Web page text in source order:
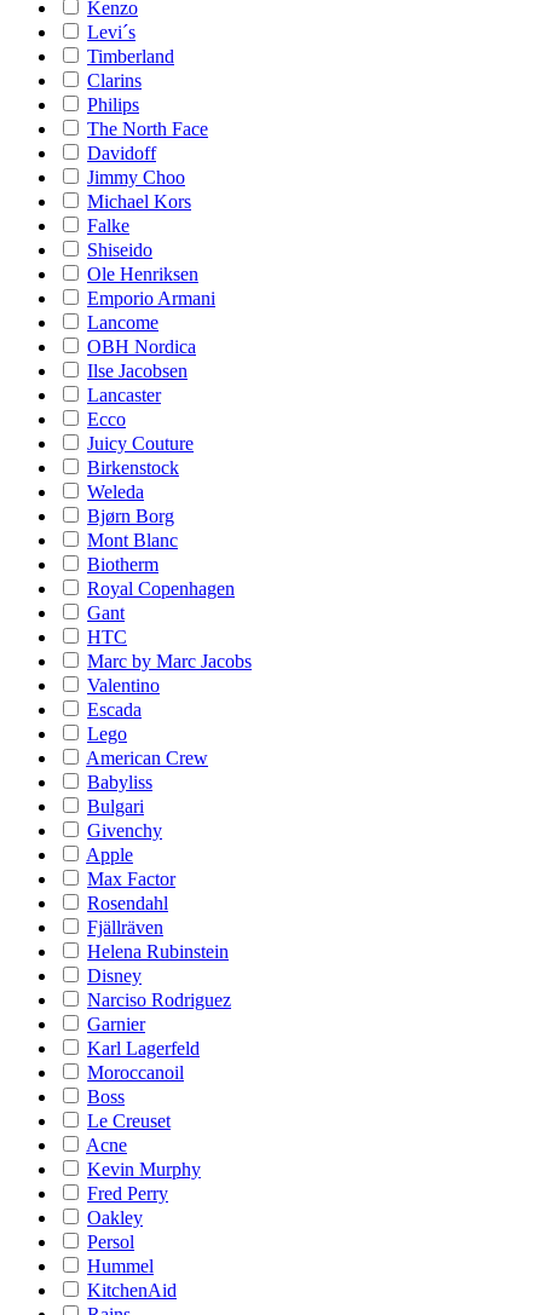
Kenzo
Levi´s
Timberland
Clarins
Philips
The North Face
Davidoff
Jimmy Choo
Michael Kors
Falke
Shiseido
Ole Henriksen
Emporio Armani
Lancome
OBH Nordica
Ilse Jacobsen
Lancaster
Ecco
Juicy Couture
Birkenstock
Weleda
Bjørn Borg
Mont Blanc
Biotherm
Royal Copenhagen
Gant
HTC
Marc by Marc Jacobs
Valentino
Escada
Lego
American Crew
Babyliss
Bulgari
Givenchy
Apple
Max Factor
Rosendahl
Fjällräven
Helena Rubinstein
Disney
Narciso Rodriguez
Garnier
Karl Lagerfeld
Moroccanoil
Boss
Le Creuset
Acne
Kevin Murphy
Fred Perry
Oakley
Persol
Hummel
KitchenAid